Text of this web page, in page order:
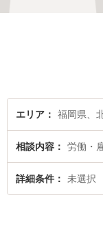
エリア 福岡県、
相談内容 労働・
詳細条件 未選択